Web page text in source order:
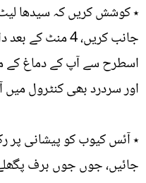
٭ کوشش کریں کہ سیدھا لیٹ
جانب کریں، 4
اسطرح سے آپ کے دماغ کے
اور سردرد بھی کنٹرول میں
٭ آئس کیوب کو پیشانی پر
جائیں، جوں جوں برف